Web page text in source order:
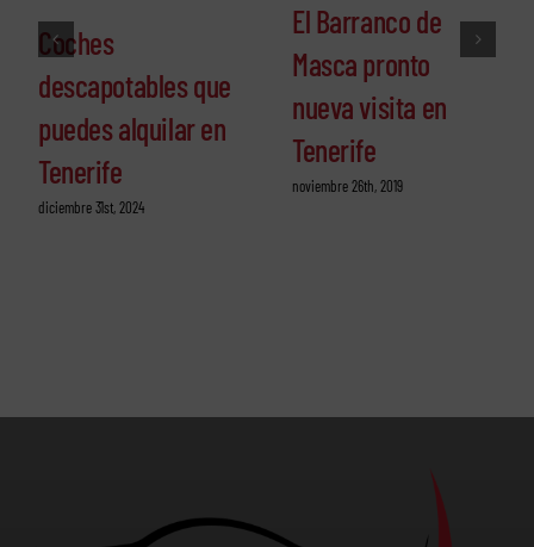
Coches
descapotables que
puedes alquilar en
Tenerife
diciembre 31st, 2024
El Barranco de
Masca pronto
nueva visita en
Tenerife
noviembre 26th, 2019